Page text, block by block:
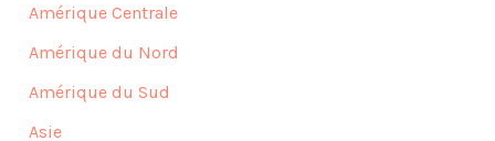
Amérique Centrale
Amérique du Nord
Amérique du Sud
Asie